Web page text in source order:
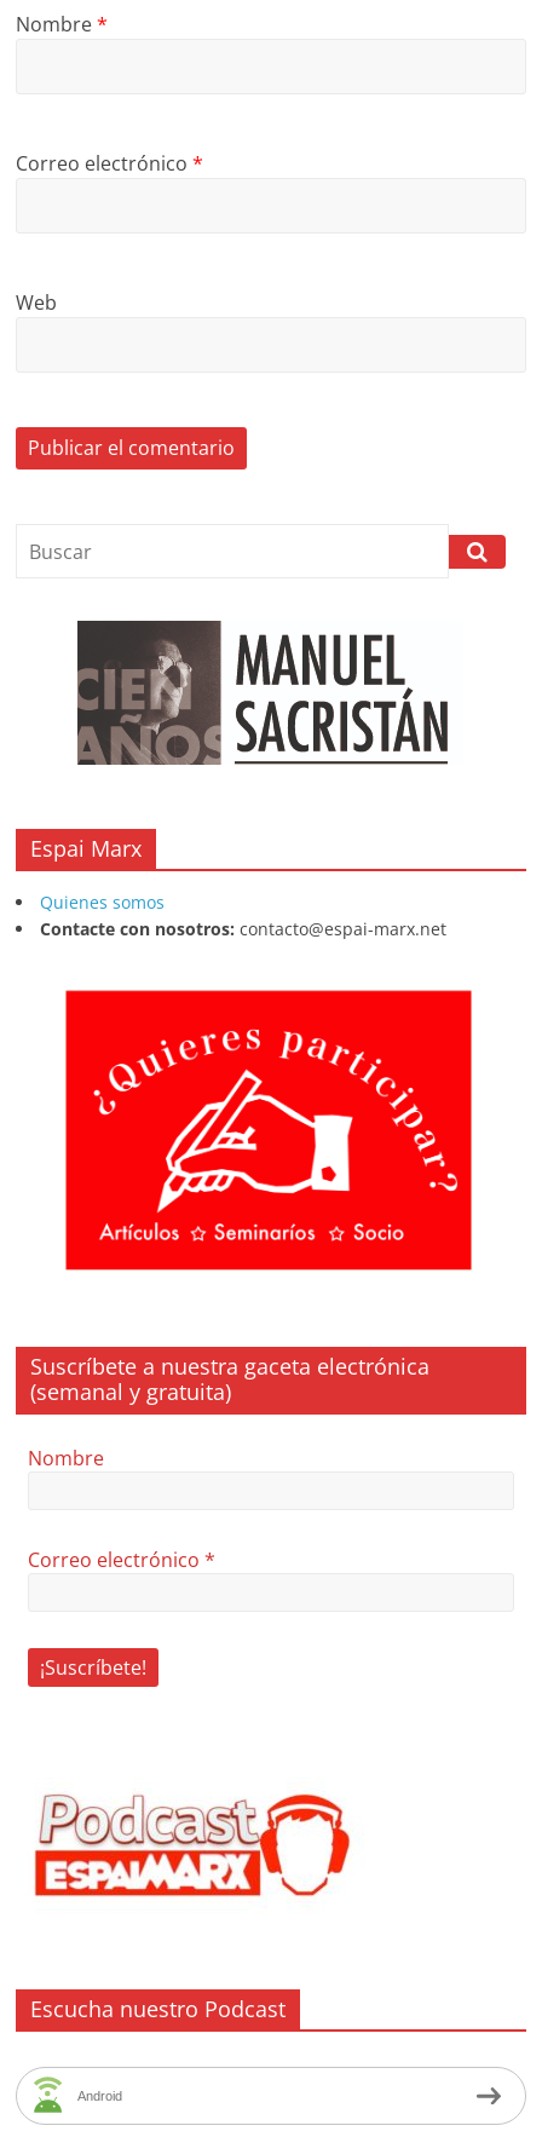
Nombre*
Correo electrónico*
Web
Espai Marx
Quienes somos
Contacte con nosotros: contacto@espai-marx.net
Suscríbete a nuestra gaceta electrónica
(semanal y gratuita)
Nombre
Correo electrónico*
Escucha nuestro Podcast
Android